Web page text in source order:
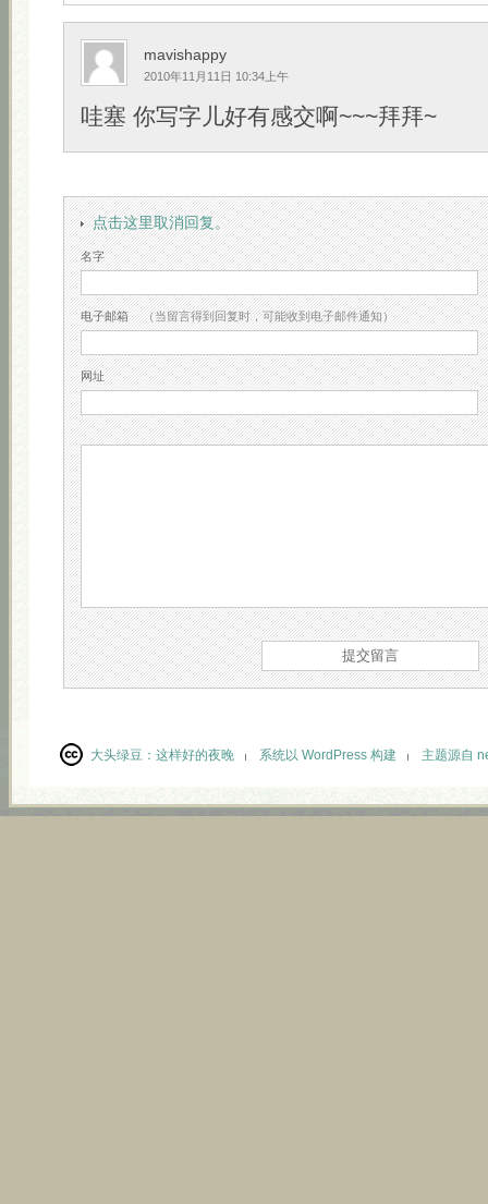
mavishappy
2010年11月11日 10:34上午
哇塞 你写字儿好有感交啊~~~拜拜~
点击这里取消回复。
名字
电子邮箱 （当留言得到回复时，可能收到电子邮件通知）
网址
大头绿豆： 这样好的夜晚 系统以 WordPress 构建 主题源自